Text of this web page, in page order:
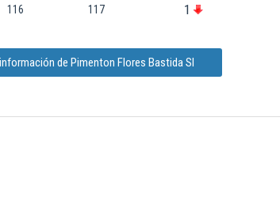
116 117 1
de Pimenton Flores Bastida Sl